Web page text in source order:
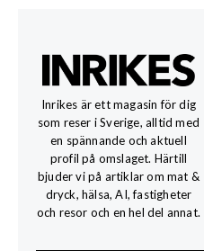
Inrikes är ett magasin för dig
som reser i Sverige, alltid med
en spännande och aktuell
profil på omslaget. Härtill
bjuder vi på artiklar om mat &
dryck, hälsa, AI, fastigheter
och resor och en hel del annat.